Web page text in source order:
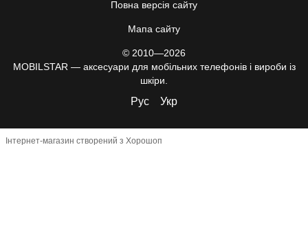
Повна версія сайту
Мапа сайту
© 2010—2026
MOBILSTAR — аксесуари для мобільних телефонів і вироби із
шкіри.
Рус Укр
Інтернет-магазин створений з Хорошоп